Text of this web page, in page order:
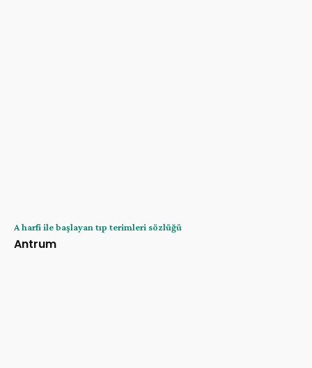
A harfi ile başlayan tıp terimleri sözlüğü
Antrum